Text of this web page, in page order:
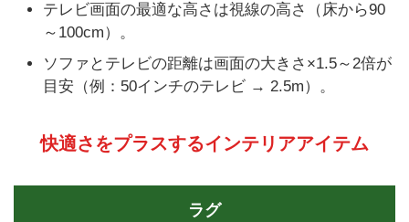
テレビ画面の最適な高さは視線の高さ（床から90
～100cm）。
ソファとテレビの距離は画面の大きさ×1.5～2倍が
目安（例：50インチのテレビ → 2.5m）。
快適さをプラスするインテリアアイテム
ラグ